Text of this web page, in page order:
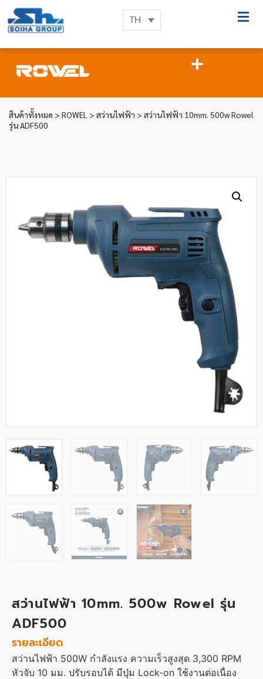
TH
สินค้าทั้งหมด > ROWEL > สว่านไฟฟ้า > สว่านไฟฟ้า 10mm. 500w Rowel
รุ่น ADF500
สว่านไฟฟ้า 10mm. 500w Rowel รุ่น
ADF500
รายละเอียด
สว่านไฟฟ้า 500W กำลังแรง ความเร็วสูงสุด 3,300 RPM
หัวจับ 10 มม. ปรับรอบได้ มีปุ่ม Lock-on ใช้งานต่อเนื่อง